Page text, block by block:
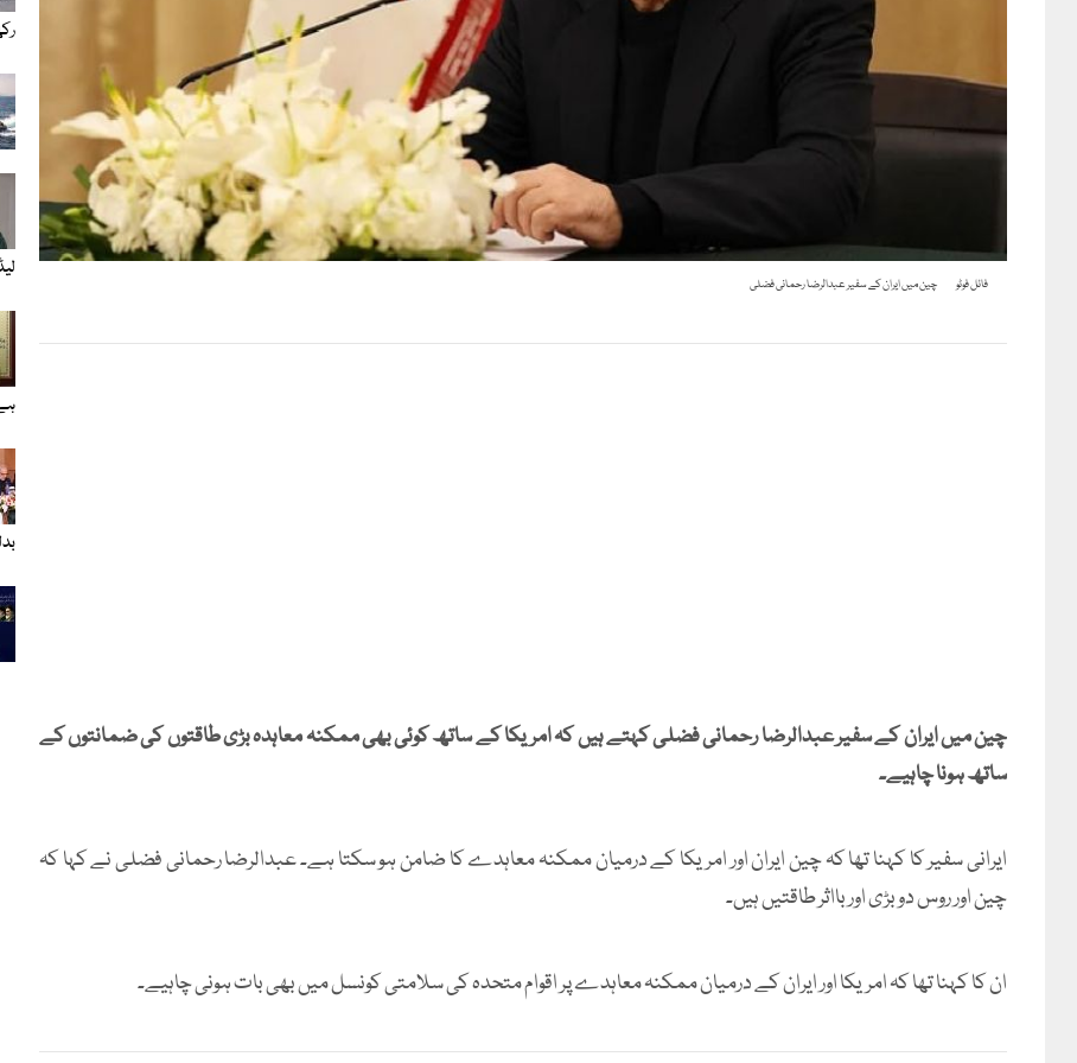
فائل فوٹو چین میں ایران کے سفیر عبدالرضا رحمانی فضلی
چین میں ایران کے سفیر عبدالرضا رحمانی فضلی کہتے ہیں کہ امریکا کے ساتھ کوئی بھی ممکنہ معاہدہ بڑی طاقتوں کی ضمانتوں کے
ساتھ ہونا چاہیے۔
ایرانی سفیر کا کہنا تھا کہ چین ایران اور امریکا کے درمیان ممکنہ معاہدے کا ضامن ہو سکتا ہے۔ عبدالرضا رحمانی فضلی نے کہا کہ
چین اور روس دو بڑی اور بااثر طاقتیں ہیں۔
ان کا کہنا تھا کہ امریکا اور ایران کے درمیان ممکنہ معاہدے پر اقوام متحدہ کی سلامتی کونسل میں بھی بات ہونی چاہیے۔